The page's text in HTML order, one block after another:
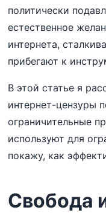
политически
естественное
интернета,
прибегают к
В этой статье я
интернет-цензуры
ограничительные
используют для
покажу, как
Свобода